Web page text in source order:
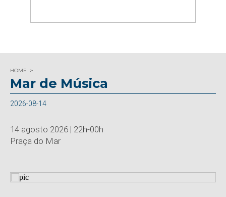
HOME
Mar de Música
2026-08-14
14 agosto 2026 | 22h-00h
Praça do Mar